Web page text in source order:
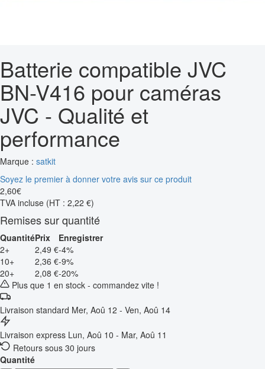
Batterie compatible JVC
BN-V416 pour caméras
JVC - Qualité et
performance
Marque : satkit
Soyez le premier à donner votre avis sur ce produit
2,60€
TVA incluse (HT : 2,22 €)
Remises sur quantité
QuantitéPrix
Enregistrer
2+
2,49 €-4%
10+
2,36 €-9%
20+
2,08 €-20%
Plus que 1 en stock - commandez vite !
Livraison standard Mer, Aoû 12 - Ven, Aoû 14
Livraison express Lun, Aoû 10 - Mar, Aoû 11
Retours sous 30 jours
Quantité